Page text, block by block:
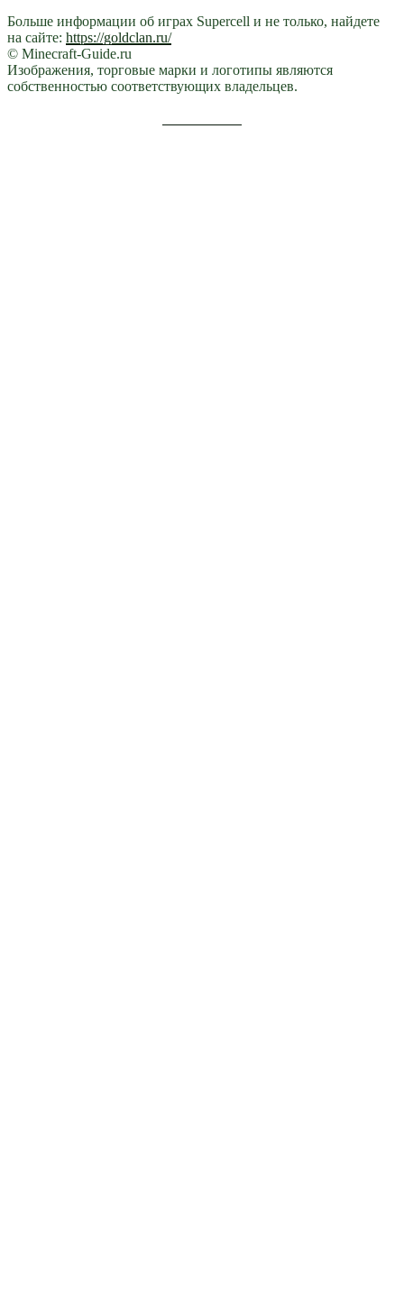
Больше информации об играх Supercell и не только, найдете
на сайте: https://goldclan.ru/
© Minecraft-Guide.ru
Изображения, торговые марки и логотипы являются
собственностью соответствующих владельцев.